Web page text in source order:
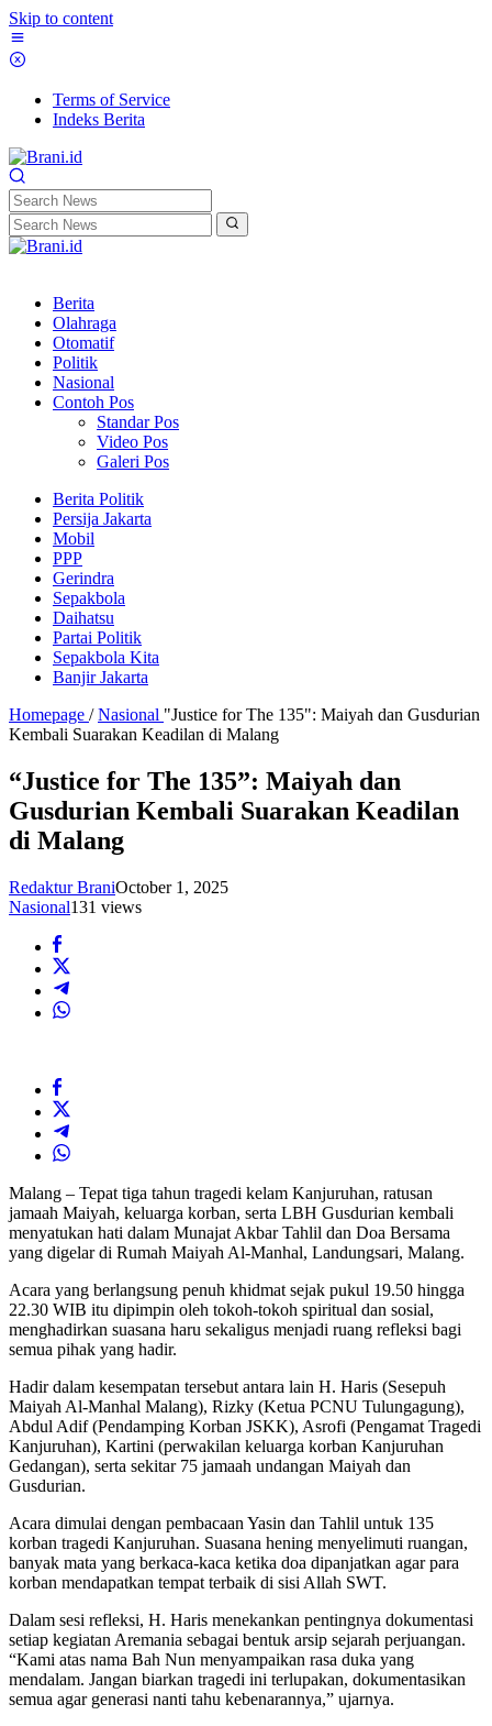
Skip to content
Terms of Service
Indeks Berita
Berita
Olahraga
Otomatif
Politik
Nasional
Contoh Pos
Standar Pos
Video Pos
Galeri Pos
Berita Politik
Persija Jakarta
Mobil
PPP
Gerindra
Sepakbola
Daihatsu
Partai Politik
Sepakbola Kita
Banjir Jakarta
Homepage / Nasional "Justice for The 135": Maiyah dan Gusdurian
Kembali Suarakan Keadilan di Malang
“Justice for The 135”: Maiyah dan
Gusdurian Kembali Suarakan Keadilan
di Malang
Redaktur BraniOctober 1, 2025
Nasional131 views
Malang – Tepat tiga tahun tragedi kelam Kanjuruhan, ratusan
jamaah Maiyah, keluarga korban, serta LBH Gusdurian kembali
menyatukan hati dalam Munajat Akbar Tahlil dan Doa Bersama
yang digelar di Rumah Maiyah Al-Manhal, Landungsari, Malang.
Acara yang berlangsung penuh khidmat sejak pukul 19.50 hingga
22.30 WIB itu dipimpin oleh tokoh-tokoh spiritual dan sosial,
menghadirkan suasana haru sekaligus menjadi ruang refleksi bagi
semua pihak yang hadir.
Hadir dalam kesempatan tersebut antara lain H. Haris (Sesepuh
Maiyah Al-Manhal Malang), Rizky (Ketua PCNU Tulungagung),
Abdul Adif (Pendamping Korban JSKK), Asrofi (Pengamat Tragedi
Kanjuruhan), Kartini (perwakilan keluarga korban Kanjuruhan
Gedangan), serta sekitar 75 jamaah undangan Maiyah dan
Gusdurian.
Acara dimulai dengan pembacaan Yasin dan Tahlil untuk 135
korban tragedi Kanjuruhan. Suasana hening menyelimuti ruangan,
banyak mata yang berkaca-kaca ketika doa dipanjatkan agar para
korban mendapatkan tempat terbaik di sisi Allah SWT.
Dalam sesi refleksi, H. Haris menekankan pentingnya dokumentasi
setiap kegiatan Aremania sebagai bentuk arsip sejarah perjuangan.
“Kami atas nama Bah Nun menyampaikan rasa duka yang
mendalam. Jangan biarkan tragedi ini terlupakan, dokumentasikan
semua agar generasi nanti tahu kebenarannya,” ujarnya.